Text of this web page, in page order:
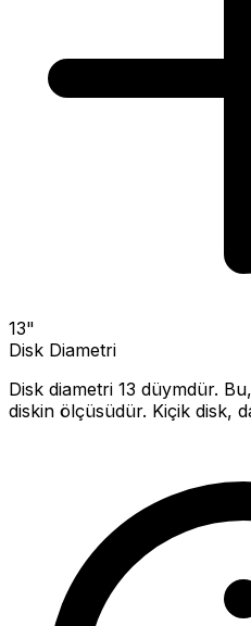
13"
Disk Diametri
Disk diametri 13 düymdür.
diskin ölçüsüdür. Kiçik disk,